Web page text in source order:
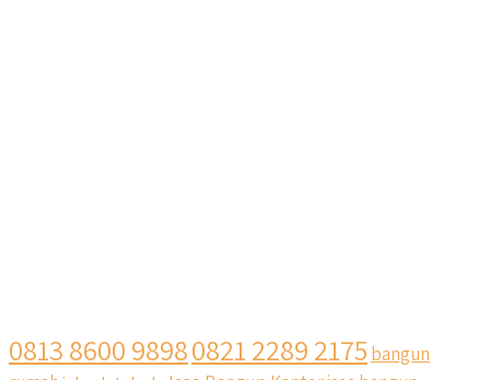
0813 8600 98980821 2289 2175 bangun